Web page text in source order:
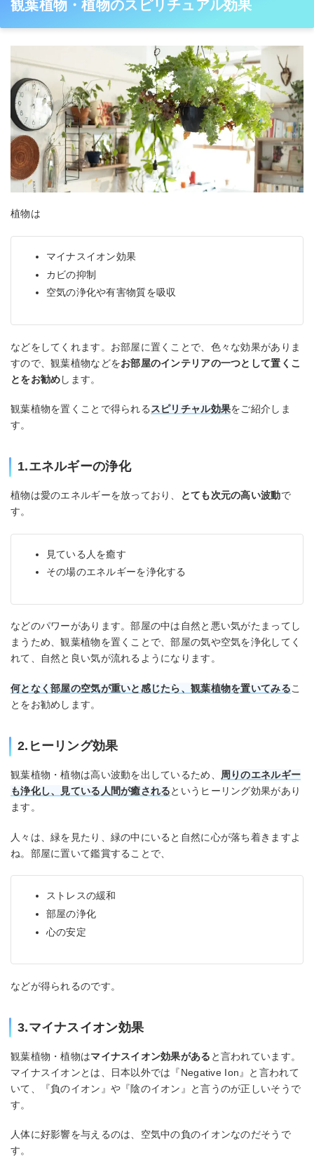
観葉植物・植物のスピリチュアル効果
植物は
マイナスイオン効果
カビの抑制
空気の浄化や有害物質を吸収
などをしてくれます。お部屋に置くことで、色々な効果がありま
すので、観葉植物などをお部屋のインテリアの一つとして置くこ
とをお勧めします。
観葉植物を置くことで得られる スピリチャル効果をご紹介しま
す。
1.エネルギーの浄化
植物は愛のエネルギーを放っており、 とても次元の高い波動で
す。
見ている人を癒す
その場のエネルギーを浄化する
などのパワーがあります。部屋の中は自然と悪い気がたまってし
まうため、観葉植物を置くことで、部屋の気や空気を浄化してく
れて、自然と良い気が流れるようになります。
何となく部屋の空気が重いと感じたら、観葉植物を置いてみるこ
とをお勧めします。
2.ヒーリング効果
観葉植物・植物は高い波動を出しているため、 周りのエネルギー
も浄化し、見ている人間が癒されるというヒーリング効果があり
ます。
人々は、緑を見たり、緑の中にいると自然に心が落ち着きますよ
ね。部屋に置いて鑑賞することで、
ストレスの緩和
部屋の浄化
心の安定
などが得られるのです。
3.マイナスイオン効果
観葉植物・植物はマイナスイオン効果がある と言われています。
マイナスイオンとは、日本以外では『Negative Ion』と言われて
いて、『負のイオン』や『陰のイオン』と言うのが正しいそうで
す。
人体に好影響を与えるのは、空気中の負のイオンなのだそうで
す。